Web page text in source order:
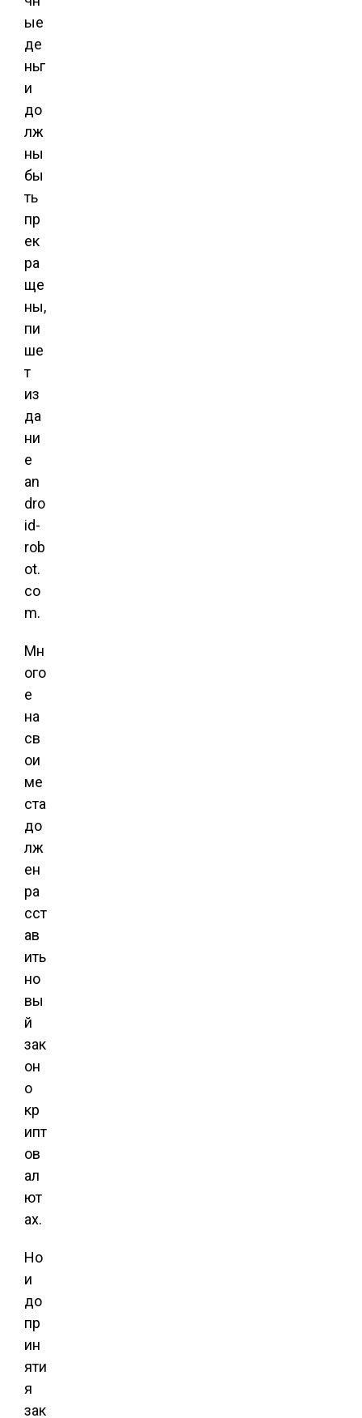
ые
де
ньг
и
до
лж
ны
бы
ть
пр
ек
ра
ще
ны,
пи
ше
т
из
да
ни
е
an
dro
id-
rob
ot.
co
m.
Мн
ого
е
на
св
ои
ме
ста
до
лж
ен
ра
сст
ав
ить
но
вы
й
зак
он
о
кр
ипт
ов
ал
ют
ах.
Но
и
до
пр
ин
яти
я
зак